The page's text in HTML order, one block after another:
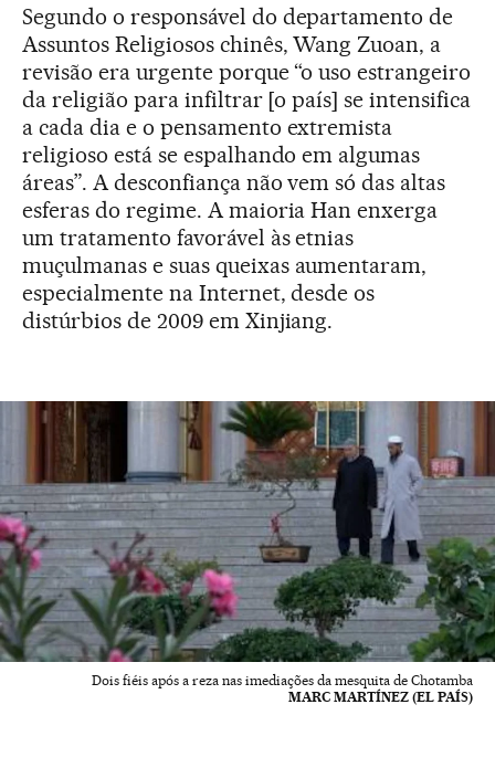
Segundo o responsável do departamento de
Assuntos Religiosos chinês, Wang Zuoan, a
revisão era urgente porque “o uso estrangeiro
da religião para infiltrar [o país] se intensifica
a cada dia e o pensamento extremista
religioso está se espalhando em algumas
áreas”. A desconfiança não vem só das altas
esferas do regime. A maioria Han enxerga
um tratamento favorável às etnias
muçulmanas e suas queixas aumentaram,
especialmente na Internet, desde os
distúrbios de 2009 em Xinjiang.
Dois fiéis após a reza nas imediações da mesquita de Chotamba
MARC MARTÍNEZ (EL PAÍS)